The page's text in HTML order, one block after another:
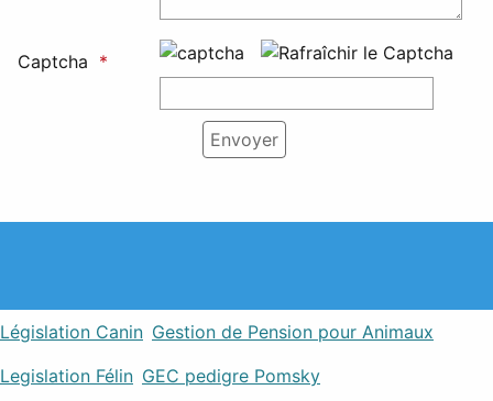
Captcha
Législation Canin Gestion de Pension pour Animaux
Legislation Félin GEC pedigre Pomsky